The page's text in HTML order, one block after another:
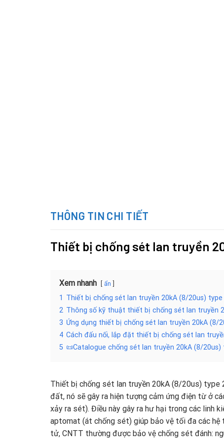
THÔNG TIN CHI TIẾT
Thiết bị chống sét lan truyền
Xem nhanh ẩn
1 Thiết bị chống sét lan truyền 20kA (8/20us) type
2 Thông số kỹ thuật thiết bị chống sét lan truyền
3 Ứng dụng thiết bị chống sét lan truyền 20kA (8/
4 Cách đấu nối, lắp đặt thiết bị chống sét lan
5 📜Catalogue chống sét lan truyền 20kA (8/20us)
Thiết bị chống sét lan truyền 20kA (8/20us)
đất, nó sẽ gây ra hiện tượng cảm ứng điện từ ở
xảy ra sét). Điều này gây ra hư hại trong các linh
aptomat (át chống sét) giúp bảo vệ tối đa các hệ
tử, CNTT thường được bảo vệ chống sét đánh: